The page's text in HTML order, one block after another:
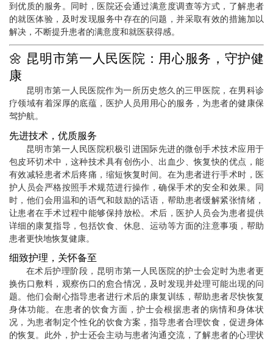
到优质的服务。同时，医院还会通过满意度调查等方式，了解患者
的就医体验，及时发现服务中存在的问题，并采取有效的措施加以
解决，不断提升患者的满意度和就医获得感。
🌼 昆明市第一人民医院：用心服务，守护健
康
昆明市第一人民医院作为一所历史悠久的三甲医院，在男科诊
疗领域有着深厚的底蕴，医护人员用用心的服务，为患者的健康保
驾护航。
先进技术，优质服务
昆明市第一人民医院积极引进国际先进的微创手术技术应用于
包皮环切术中，这种技术具有创伤小、出血少、恢复快的优点，能
有效减轻患者术后疼痛，缩短恢复时间。在为患者进行手术时，医
护人员会严格按照手术规范进行操作，确保手术的安全和效果。同
时，他们会用温和的语气和鼓励的话语，帮助患者缓解紧张情绪，
让患者在手术过程中能够保持放松。术后，医护人员会为患者提供
详细的康复指导，包括饮食、休息、运动等方面的注意事项，帮助
患者更快地恢复健康。
细致护理，关怀备至
在术后护理阶段，昆明市第一人民医院的护士会定时为患者更
换伤口敷料，观察伤口的愈合情况，及时发现并处理可能出现的问
题。他们会耐心指导患者进行术后的康复训练，帮助患者尽快恢复
身体功能。在患者的饮食方面，护士会根据患者的病情和身体状
况，为患者制定个性化的饮食方案，指导患者合理饮食，促进身体
的恢复。此外，护士还会主动与患者沟通交流，了解患者的心理状